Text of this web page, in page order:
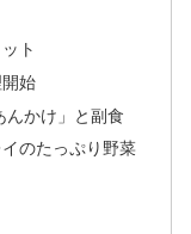
ト
始
んかけ」と副食
のたっぷり野菜